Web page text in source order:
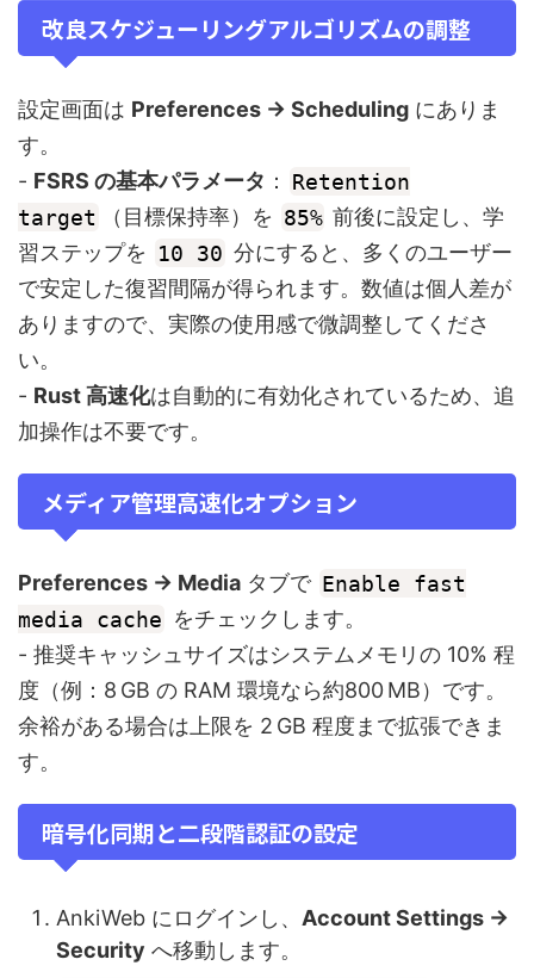
改良スケジューリングアルゴリズムの調整
設定画面は Preferences → Scheduling にありま
す。
- FSRS の基本パラメータ ：
Retention
target
（目標保持率）を 85% 前後に設定し、学
習ステップを
10 30 分にすると、多くのユーザー
で安定した復習間隔が得られます。数値は個人差が
ありますので、実際の使用感で微調整してくださ
い。
- Rust 高速化は自動的に有効化されているため、追
加操作は不要です。
メディア管理高速化オプション
Preferences → Media タブで Enable fast
media cache をチェックします。
- 推奨キャッシュサイズはシステムメモリの 10% 程
度（例：8 GB の RAM 環境なら約800 MB）です。
余裕がある場合は上限を 2 GB 程度まで拡張できま
す。
暗号化同期と二段階認証の設定
AnkiWeb にログインし、 Account Settings →
Security へ移動します。